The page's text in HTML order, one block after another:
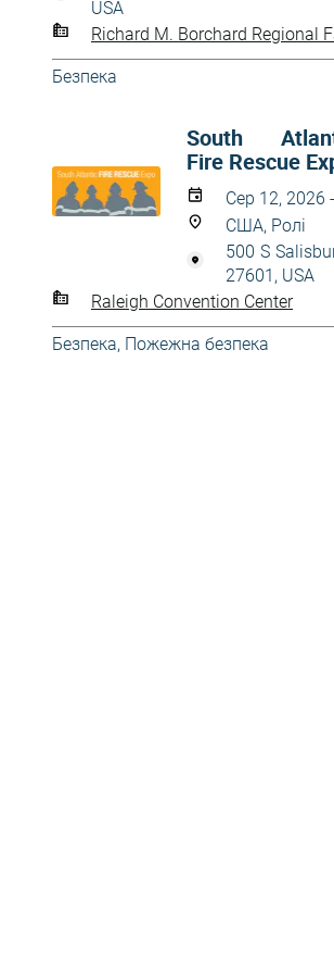
USA
Richard M. Borchard Regional
Безпека
South
Fire Rescue
Сер 12, 2026
США, Ролі
500 S
27601, USA
Raleigh Convention Center
Безпека, Пожежна безпека